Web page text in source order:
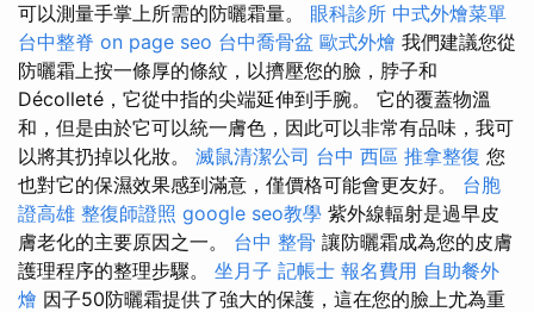
可以測量手掌上所需的防曬霜量。 眼科診所 中式外燴菜單
台中整脊 on page seo 台中喬骨盆 歐式外燴 我們建議您從
防曬霜上按一條厚的條紋，以擠壓您的臉，脖子和
Décolleté，它從中指的尖端延伸到手腕。 它的覆蓋物溫
和，但是由於它可以統一膚色，因此可以非常有品味，我可
以將其扔掉以化妝。 滅鼠清潔公司 台中 西區 推拿整復 您
也對它的保濕效果感到滿意，僅價格可能會更友好。 台胞
證高雄 整復師證照 google seo教學 紫外線輻射是過早皮
膚老化的主要原因之一。 台中 整骨 讓防曬霜成為您的皮膚
護理程序的整理步驟。 坐月子 記帳士 報名費用 自助餐外
燴 因子50防曬霜提供了強大的保護，這在您的臉上尤為重